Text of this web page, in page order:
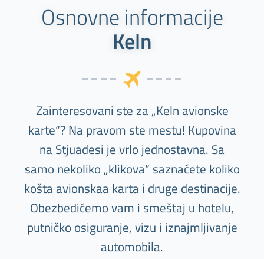
Osnovne informacije
Keln
Zainteresovani ste za „Keln avionske
karte“? Na pravom ste mestu! Kupovina
na Stjuadesi je vrlo jednostavna. Sa
samo nekoliko „klikova“ saznaćete koliko
košta avionskaa karta i druge destinacije.
Obezbedićemo vam i smeštaj u hotelu,
putničko osiguranje, vizu i iznajmljivanje
automobila.